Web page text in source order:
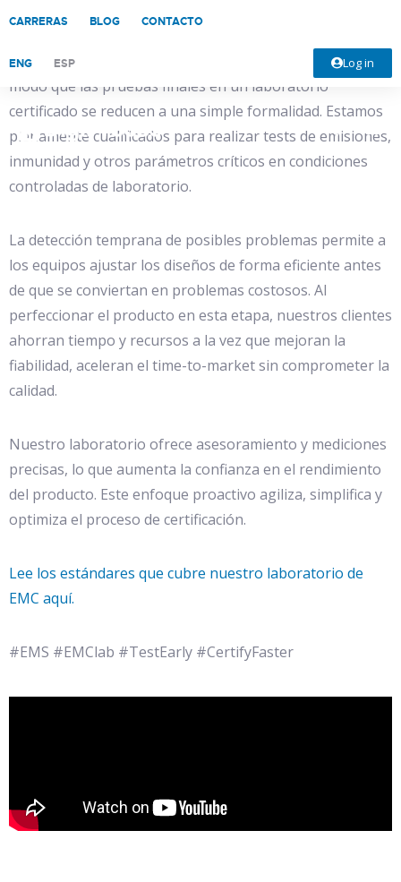
CARRERAS BLOG CONTACTO
ENG ESP Log in
owners ensayos de precertificación rápidos y fiables, de
modo que las pruebas finales en un laboratorio
certificado se reducen a una simple formalidad. Estamos
plenamente cualificados para realizar tests de emisiones,
inmunidad y otros parámetros críticos en condiciones
controladas de laboratorio.
La detección temprana de posibles problemas permite a
los equipos ajustar los diseños de forma eficiente antes
de que se conviertan en problemas costosos. Al
perfeccionar el producto en esta etapa, nuestros clientes
ahorran tiempo y recursos a la vez que mejoran la
fiabilidad, aceleran el time-to-market sin comprometer la
calidad.
Nuestro laboratorio ofrece asesoramiento y mediciones
precisas, lo que aumenta la confianza en el rendimiento
del producto. Este enfoque proactivo agiliza, simplifica y
optimiza el proceso de certificación.
Lee los estándares que cubre nuestro laboratorio de
EMC aquí.
#EMS #EMClab #TestEarly #CertifyFaster